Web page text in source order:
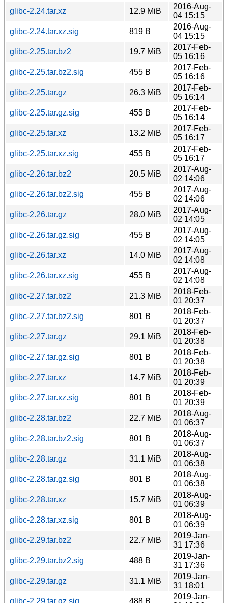
glibc-2.24.tar.xz
12.9 MiB
2016-Aug-
04 15:15
glibc-2.24.tar.xz.sig
819 B
2016-Aug-
04 15:15
glibc-2.25.tar.bz2
19.7 MiB
2017-Feb-
05 16:16
glibc-2.25.tar.bz2.sig
455 B
2017-Feb-
05 16:16
glibc-2.25.tar.gz
26.3 MiB
2017-Feb-
05 16:14
glibc-2.25.tar.gz.sig
455 B
2017-Feb-
05 16:14
glibc-2.25.tar.xz
13.2 MiB
2017-Feb-
05 16:17
glibc-2.25.tar.xz.sig
455 B
2017-Feb-
05 16:17
glibc-2.26.tar.bz2
20.5 MiB
2017-Aug-
02 14:06
glibc-2.26.tar.bz2.sig
455 B
2017-Aug-
02 14:06
glibc-2.26.tar.gz
28.0 MiB
2017-Aug-
02 14:05
glibc-2.26.tar.gz.sig
455 B
2017-Aug-
02 14:05
glibc-2.26.tar.xz
14.0 MiB
2017-Aug-
02 14:08
glibc-2.26.tar.xz.sig
455 B
2017-Aug-
02 14:08
glibc-2.27.tar.bz2
21.3 MiB
2018-Feb-
01 20:37
glibc-2.27.tar.bz2.sig
801 B
2018-Feb-
01 20:37
glibc-2.27.tar.gz
29.1 MiB
2018-Feb-
01 20:38
glibc-2.27.tar.gz.sig
801 B
2018-Feb-
01 20:38
glibc-2.27.tar.xz
14.7 MiB
2018-Feb-
01 20:39
glibc-2.27.tar.xz.sig
801 B
2018-Feb-
01 20:39
glibc-2.28.tar.bz2
22.7 MiB
2018-Aug-
01 06:37
glibc-2.28.tar.bz2.sig
801 B
2018-Aug-
01 06:37
glibc-2.28.tar.gz
31.1 MiB
2018-Aug-
01 06:38
glibc-2.28.tar.gz.sig
801 B
2018-Aug-
01 06:38
glibc-2.28.tar.xz
15.7 MiB
2018-Aug-
01 06:39
glibc-2.28.tar.xz.sig
801 B
2018-Aug-
01 06:39
glibc-2.29.tar.bz2
22.7 MiB
2019-Jan-
31 17:36
glibc-2.29.tar.bz2.sig
488 B
2019-Jan-
31 17:36
glibc-2.29.tar.gz
31.1 MiB
2019-Jan-
31 18:01
glibc-2.29.tar.gz.sig
488 B
2019-Jan-